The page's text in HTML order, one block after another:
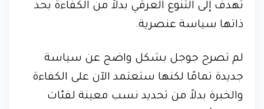
تهدف إلى التنوع العرقي بدلاً من الكفاءة بحد
ذاتها سياسة عنصرية.
لم تصرح جوجل بشكل واضح عن سياسة
جديدة تمامًا لكنها ستعتمد الآن على الكفاءة
والخبرة بدلاً من تحديد نسب معينة لفئات